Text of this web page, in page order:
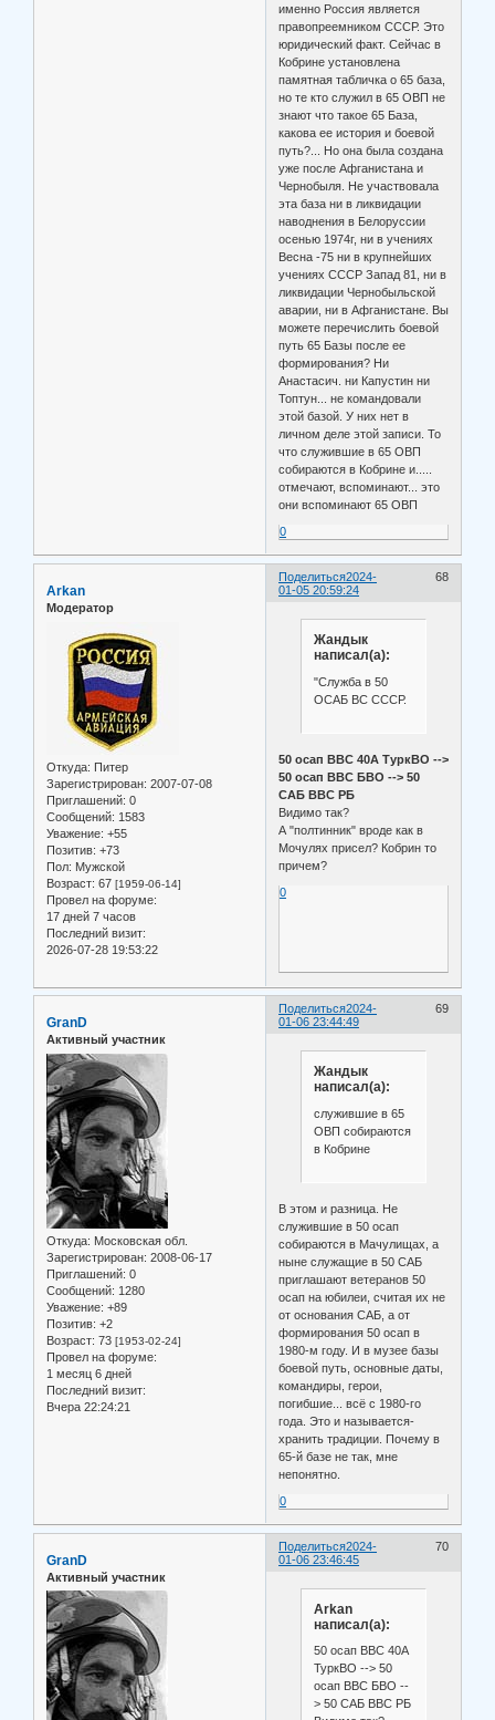
именно Россия является
правопреемником СССР. Это
юридический факт. Сейчас в
Кобрине установлена
памятная табличка о 65 база,
но те кто служил в 65 ОВП не
знают что такое 65 База,
какова ее история и боевой
путь?... Но она была создана
уже после Афганистана и
Чернобыля. Не участвовала
эта база ни в ликвидации
наводнения в Белоруссии
осенью 1974г, ни в учениях
Весна -75 ни в крупнейших
учениях СССР Запад 81, ни в
ликвидации Чернобыльской
аварии, ни в Афганистане. Вы
можете перечислить боевой
путь 65 Базы после ее
формирования? Ни
Анастасич. ни Капустин ни
Топтун... не командовали
этой базой. У них нет в
личном деле этой записи. То
что служившие в 65 ОВП
собираются в Кобрине и.....
отмечают, вспоминают... это
они вспоминают 65 ОВП
0
Поделиться 68
2024-
01-05 20:59:24
Arkan
Модератор
Откуда: Питер
Зарегистрирован: 2007-07-08
Приглашений: 0
Сообщений: 1583
Уважение: +55
Позитив: +73
Пол: Мужской
Возраст: 67 [1959-06-14]
Провел на форуме:
17 дней 7 часов
Последний визит:
2026-07-28 19:53:22
Жандык
написал(а):
"Служба в 50
ОСАБ ВС СССР.
50 осап ВВС 40А ТуркВО -->
50 осап ВВС БВО --> 50
САБ ВВС РБ
Видимо так?
А "полтинник" вроде как в
Мочулях присел? Кобрин то
причем?
0
Поделиться 69
2024-
01-06 23:44:49
GranD
Активный участник
Откуда: Московская обл.
Зарегистрирован: 2008-06-17
Приглашений: 0
Сообщений: 1280
Уважение: +89
Позитив: +2
Возраст: 73 [1953-02-24]
Провел на форуме:
1 месяц 6 дней
Последний визит:
Вчера 22:24:21
Жандык
написал(а):
служившие в 65
ОВП собираются
в Кобрине
В этом и разница. Не
служившие в 50 осап
собираются в Мачулищах, а
ныне служащие в 50 САБ
приглашают ветеранов 50
осап на юбилеи, считая их не
от основания САБ, а от
формирования 50 осап в
1980-м году. И в музее базы
боевой путь, основные даты,
командиры, герои,
погибшие... всё с 1980-го
года. Это и называется-
хранить традиции. Почему в
65-й базе не так, мне
непонятно.
0
Поделиться 70
2024-
01-06 23:46:45
GranD
Активный участник
Arkan
написал(а):
50 осап ВВС 40А
ТуркВО --> 50
осап ВВС БВО --
> 50 САБ ВВС РБ